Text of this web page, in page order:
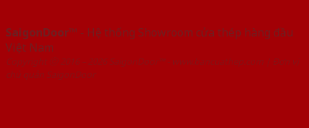
SaigonDoor™ - Hệ thống Showroom cửa thép hàng đầu
Việt Nam
Copyright ⓒ 2016 – 2026 SaigonDoor™ - www.bancuathep.com | Đơn vị
chủ quản SaigonDoor